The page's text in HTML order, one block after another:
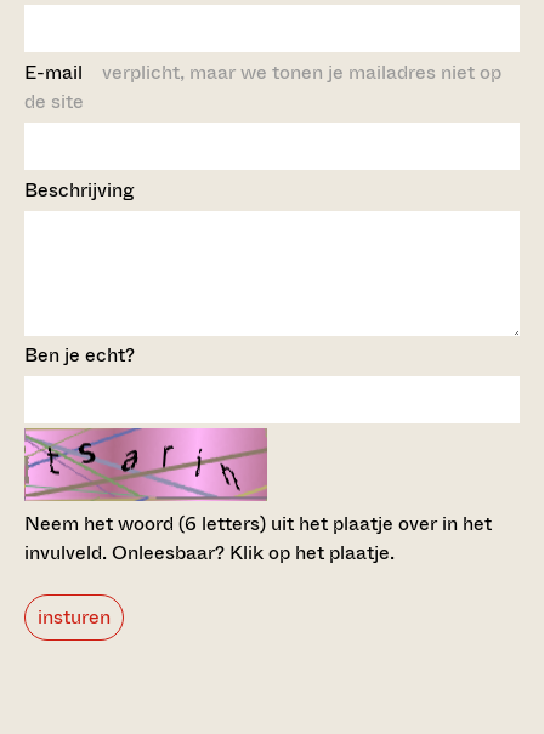
E-mail verplicht, maar we tonen je mailadres niet op
de site
Beschrijving
Ben je echt?
Neem het woord (6 letters) uit het plaatje over in het
invulveld.Onleesbaar? Klik op het plaatje.
insturen